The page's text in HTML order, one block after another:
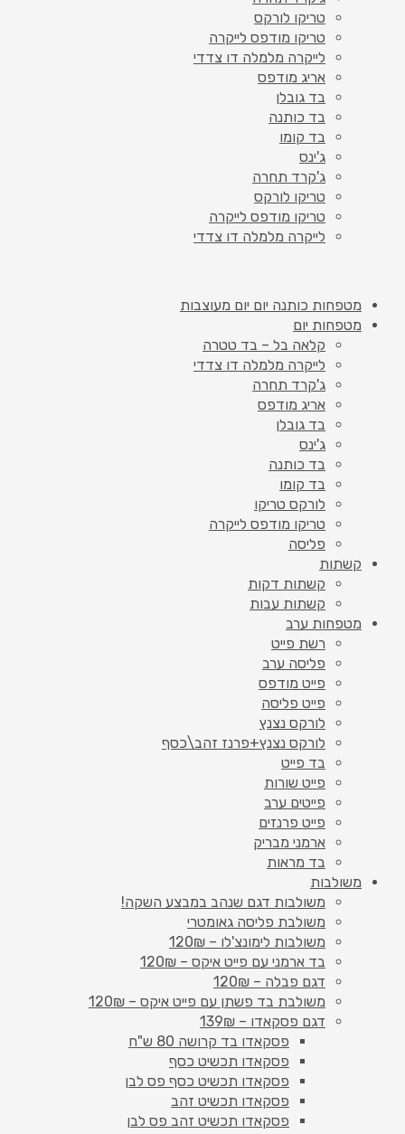
טריקו לורקס
טריקו מודפס לייקרה
לייקרה מלמלה דו צדדי
אריג מודפס
בד גובלן
בד כותנה
בד קומו
ג'ינס
ג'קרד תחרה
טריקו לורקס
טריקו מודפס לייקרה
לייקרה מלמלה דו צדדי
מטפחות כותנה יום יום מעוצבות
מטפחות יום
קלאה בל – בד טטרה
לייקרה מלמלה דו צדדי
ג'קרד תחרה
אריג מודפס
בד גובלן
ג'ינס
בד כותנה
בד קומו
לורקס טריקו
טריקו מודפס לייקרה
פליסה
קשתות
קשתות דקות
קשתות עבות
מטפחות ערב
רשת פייט
פליסה ערב
פייט מודפס
פייט פליסה
לורקס נצנץ
לורקס נצנץ+פרנז זהב\כסף
בד פייט
פייט שורות
פייטים ערב
פייט פרנזים
ארמני מבריק
בד מראות
משולבות
משולבות דגם שנהב במבצע השקה!
משולבת פליסה גאומטרי
משולבות לימונצ'לו – 120₪
בד ארמני עם פייט איקס – 120₪
דגם פבלה – 120₪
משולבת בד פשתן עם פייט איקס – 120₪
דגם פסקאדו – 139₪
פסקאדו בד קרושה 80 ש"ח
פסקאדו תכשיט כסף
פסקאדו תכשיט כסף פס לבן
פסקאדו תכשיט זהב
פסקאדו תכשיט זהב פס לבן